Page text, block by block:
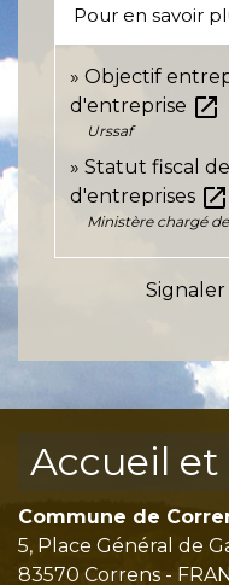
Pour en savoir
Objectif
d'entreprise open_in_new
Urssaf
Statut fiscal
d'entreprises open_in_new
Ministère chargé
Accueil et
Commune de
5, Place Général de
83570 Correns -